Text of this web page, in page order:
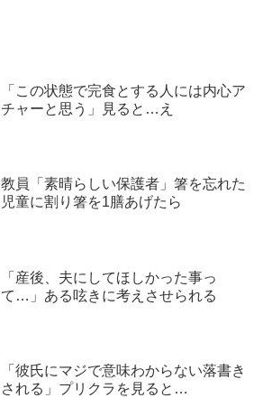
「この状態で完食とする人には内心ア
チャーと思う」見ると…え
教員「素晴らしい保護者」箸を忘れた
児童に割り箸を1膳あげたら
「産後、夫にしてほしかった事っ
て…」ある呟きに考えさせられる
「彼氏にマジで意味わからない落書き
される」プリクラを見ると…